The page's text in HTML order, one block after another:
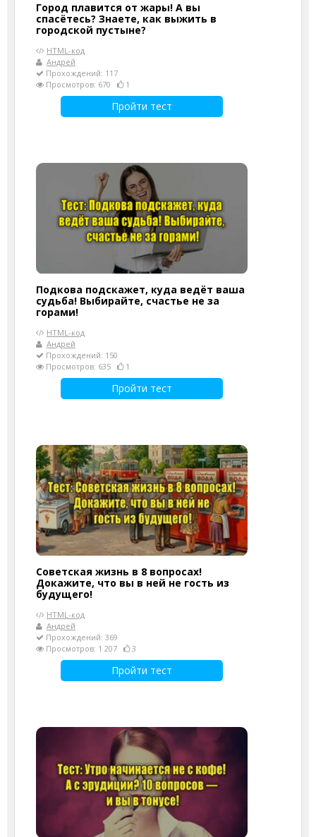
Город плавится от жары! А вы
спасётесь? Знаете, как выжить в
городской пустыне?
HTML-код
Андрей
Прохождений: 117
Просмотров: 670
1
Пройти тест
Подкова подскажет, куда ведёт ваша
судьба! Выбирайте, счастье не за
горами!
HTML-код
Андрей
Прохождений: 150
Просмотров: 635
1
Пройти тест
Советская жизнь в 8 вопросах!
Докажите, что вы в ней не гость из
будущего!
HTML-код
Андрей
Прохождений: 369
Просмотров: 1 207
3
Пройти тест